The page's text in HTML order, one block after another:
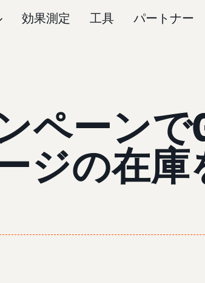
効果測定 工具 パートナー
ペーン
ジの在庫